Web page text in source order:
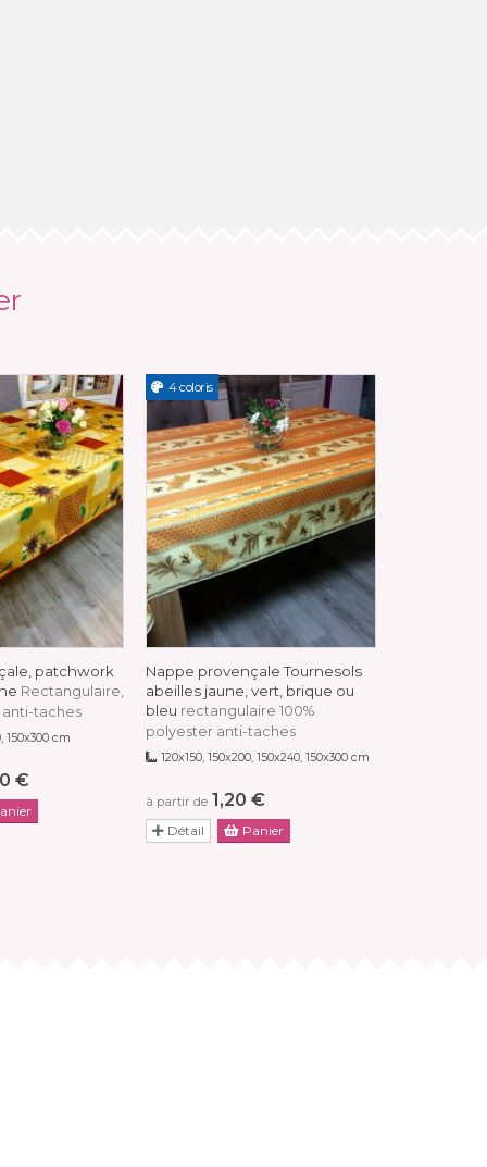
patchwork
Rectangulaire,
anti-taches
150x300 cm
€
4 coloris
Nappe provençale Tournesols
abeilles jaune, vert, brique ou
bleu rectangulaire 100%
polyester anti-taches
120x150, 150x200, 150x240, 150x300 cm
à partir de 1,20 €
Détail Panier